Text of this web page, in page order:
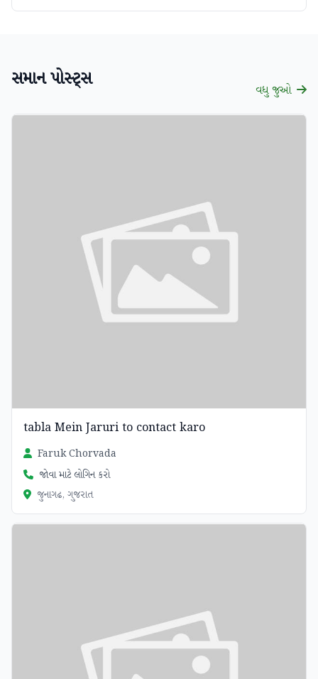
સમાન પોસ્ટ્સ વધુ જુઓ
tabla Mein Jaruri to contact karo
Faruk Chorvada
જોવા માટે લોગિન કરો
જુનાગઢ, ગુજરાત